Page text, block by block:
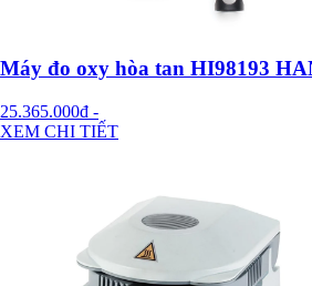
Máy đo oxy hòa tan HI98193
25.365.000đ -
XEM CHI TIẾT